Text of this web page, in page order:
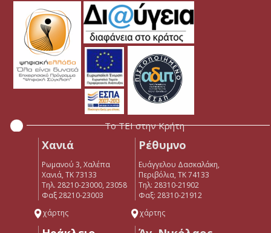
Το ΤΕΙ στην Κρήτη
Χανιά
Ρωμανού 3, Χαλέπα
Χανιά, ΤΚ 73133
Τηλ. 28210-23000, 23058
Φαξ 28210-23003
χάρτης
Ρέθυμνο
Ευάγγελου Δασκαλάκη,
Περιβόλια, ΤΚ 74133
Tηλ: 28310-21902
Φαξ: 28310-21912
χάρτης